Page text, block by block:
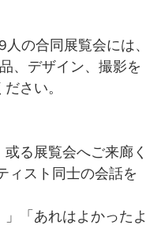
の合同展覧会には、
、デザイン、撮影を
さい。
る展覧会へご来廊く
ィスト同士の会話を
「あれはよかったよ